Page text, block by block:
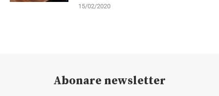
15/02/2020
Abonare newsletter